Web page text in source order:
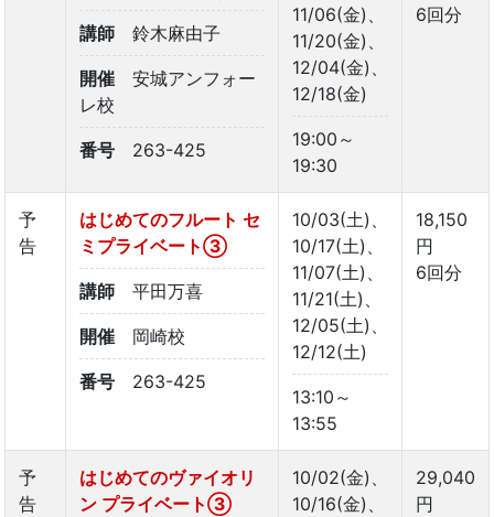
講師 鈴木麻由子
開催
安城アンフォー
レ校
番号 263-425
11/06(金)、
11/20(金)、
12/04(金)、
12/18(金)
19:00～
19:30
6回分
予
告
はじめてのフルート セ
ミプライベート③
講師 平田万喜
開催 岡崎校
番号 263-425
10/03(土)、
10/17(土)、
11/07(土)、
11/21(土)、
12/05(土)、
12/12(土)
13:10～
13:55
18,150
円
6回分
予
告
はじめてのヴァイオリ
ン プライベート➂
10/02(金)、
10/16(金)、
29,040
円